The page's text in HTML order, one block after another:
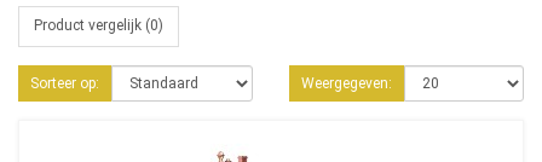
Product vergelijk (0)
Sorteer op: Weergegeven: